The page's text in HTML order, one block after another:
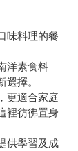
味料理的餐
洋素食料
選擇。
更適合家庭
裡彷彿置身
供學習及成